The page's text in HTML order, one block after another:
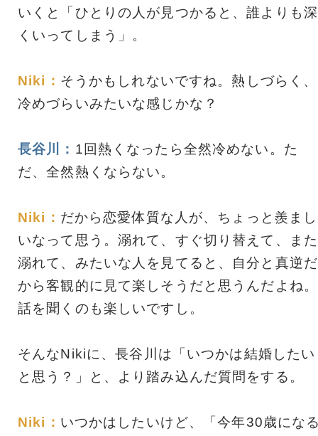
いくと「ひとりの人が見つかると、誰よりも深
くいってしまう」。
Niki： そうかもしれないですね。熱しづらく、
冷めづらいみたいな感じかな？
長谷川： 1回熱くなったら全然冷めない。た
だ、全然熱くならない。
Niki： だから恋愛体質な人が、ちょっと羨まし
いなって思う。溺れて、すぐ切り替えて、また
溺れて、みたいな人を見てると、自分と真逆だ
から客観的に見て楽しそうだと思うんだよね。
話を聞くのも楽しいですし。
そんなNikiに、長谷川は「いつかは結婚したい
と思う？」と、より踏み込んだ質問をする。
Niki： いつかはしたいけど、「今年30歳にな